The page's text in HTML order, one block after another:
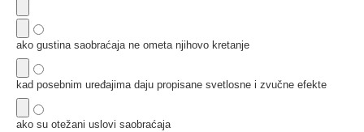
ako gustina saobraćaja ne ometa njihovo kretanje
kad posebnim uređajima daju propisane svetlosne i zvučne efekte
ako su otežani uslovi saobraćaja